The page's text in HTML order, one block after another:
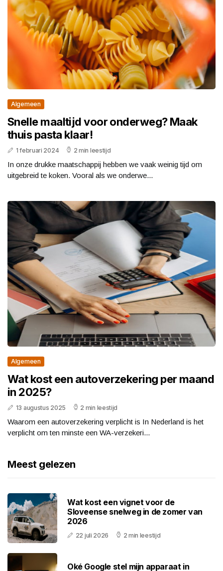
Algemeen
Snelle maaltijd voor onderweg? Maak
thuis pasta klaar!
1 februari 2024 2 min leestijd
In onze drukke maatschappij hebben we vaak weinig tijd om
uitgebreid te koken. Vooral als we onderwe...
Algemeen
Wat kost een autoverzekering per maand
in 2025?
13 augustus 2025 2 min leestijd
Waarom een autoverzekering verplicht is In Nederland is het
verplicht om ten minste een WA-verzekeri...
Meest gelezen
Wat kost een vignet voor de
Sloveense snelweg in de zomer van
2026
22 juli 2026 2 min leestijd
Oké Google stel mijn apparaat in